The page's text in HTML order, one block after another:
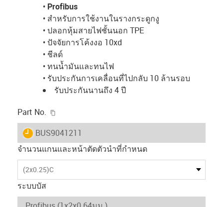
• Profibus
• สำหรับการใช้งานในรางกระดูกงู
• ปลอกหุ้มสายไฟชั้นนอก TPE
• ปัจจัยการโค้งงอ 10xd
• ชีลด์
• ทนน้ำมันและทนไฟ
• รับประกันการเคลื่อนที่ไปกลับ 10 ล้านรอบ
รับประกันนานถึง 4 ปี
Part No.
igus-icon-lieferzeit
BUS9041211
จำนวนแกนและหน้าตัดตัวนำที่กำหนด
(2x0.25)C
ระบบบัส